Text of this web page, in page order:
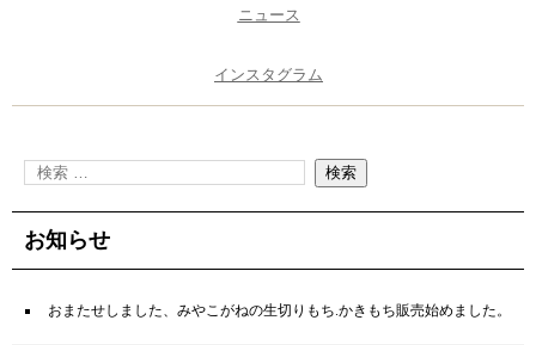
ニュース
インスタグラム
お知らせ
おまたせしました、みやこがねの生切りもち.かきもち販売始めました。